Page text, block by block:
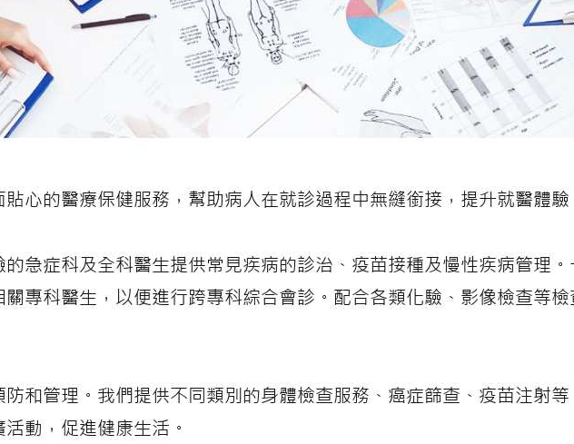
心的醫療保健服務，幫助病人在就診過程中無縫銜接，提升就醫體驗
急症科及全科醫生提供常見疾病的診治、疫苗接種及慢性疾病管理
專科醫生，以便進行跨專科綜合會診。配合各類化驗、影像檢查等
和管理。我們提供不同類別的身體檢查服務、癌症篩查、疫苗注射
動，促進健康生活。